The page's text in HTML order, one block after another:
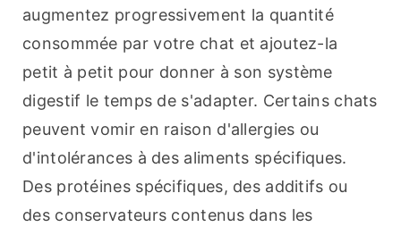
augmentez progressivement la quantité
consommée par votre chat et ajoutez-la
petit à petit pour donner à son système
digestif le temps de s'adapter. Certains chats
peuvent vomir en raison d'allergies ou
d'intolérances à des aliments spécifiques.
Des protéines spécifiques, des additifs ou
des conservateurs contenus dans les